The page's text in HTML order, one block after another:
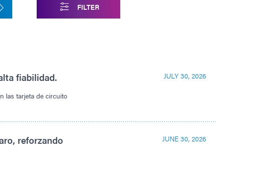
FILTER
fiabilidad.
las tarjeta de circuito
JULY 30, 2026
reforzando
JUNE 30, 2026